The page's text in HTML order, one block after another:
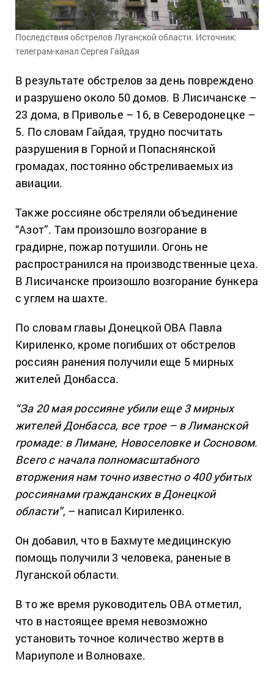
Последствия обстрелов Луганской области. Источник:
телеграм-канал Сергея Гайдая
В результате обстрелов за день повреждено
и разрушено около 50 домов. В Лисичанске –
23 дома, в Приволье – 16, в Северодонецке –
5. По словам Гайдая, трудно посчитать
разрушения в Горной и Попаснянской
громадах, постоянно обстреливаемых из
авиации.
Также россияне обстреляли объединение
“Азот”. Там произошло возгорание в
градирне, пожар потушили. Огонь не
распространился на производственные цеха.
В Лисичанске произошло возгорание бункера
с углем на шахте.
По словам главы Донецкой ОВА Павла
Кириленко, кроме погибших от обстрелов
россиян ранения получили еще 5 мирных
жителей Донбасса.
“За 20 мая россияне убили еще 3 мирных
жителей Донбасса, все трое – в Лиманской
громаде: в Лимане, Новоселовке и Сосновом.
Всего с начала полномасштабного
вторжения нам точно известно о 400 убитых
россиянами гражданских в Донецкой
области”, – написал Кириленко.
Он добавил, что в Бахмуте медицинскую
помощь получили 3 человека, раненые в
Луганской области.
В то же время руководитель ОВА отметил,
что в настоящее время невозможно
установить точное количество жертв в
Мариуполе и Волновахе.